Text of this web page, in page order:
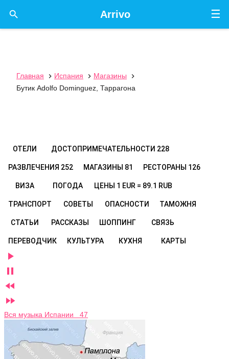
☰
Arrivo

Главная  Испания  Магазины

Бутик Adolfo Dominguez, Таррагона
ОТЕЛИ ДОСТОПРИМЕЧАТЕЛЬНОСТИ 228
РАЗВЛЕЧЕНИЯ 252 МАГАЗИНЫ 81 РЕСТОРАНЫ 126
ВИЗА ПОГОДА ЦЕНЫ 1 EUR = 89.1 RUB
ТРАНСПОРТ СОВЕТЫ ОПАСНОСТИ ТАМОЖНЯ
СТАТЬИ РАССКАЗЫ ШОППИНГ СВЯЗЬ
ПЕРЕВОДЧИК КУЛЬТУРА КУХНЯ КАРТЫ




Вся музыка Испании 47